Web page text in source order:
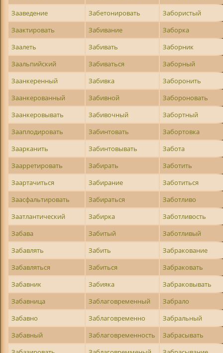
Зааведение
Забетонировать
Забористый
Заактировать
Забивание
Заборка
Заалеть
Забивать
Заборник
Заальпийский
Забиваться
Заборный
Заанкеренный
Забивка
Заборонить
Заанкерованный
Забивной
Забороновать
Заанкеровывать
Забивочный
Забортный
Зааплодировать
Забинтовать
Забортовка
Заарканить
Забинтовывать
Забота
Заарретировать
Забирать
Заботить
Заартачиться
Забирание
Заботиться
Заасфальтировать
Забираться
Заботливо
Заатлантический
Забирка
Заботливость
Забава
Забитый
Заботливый
Забавлять
Забить
Забракование
Забавляться
Забиться
Забраковать
Забавник
Забияка
Забраковывать
Забавница
Заблаговременный
Забрало
Забавно
Заблаговременно
Забральный
Забавный
Заблаговременность
Забрасывать